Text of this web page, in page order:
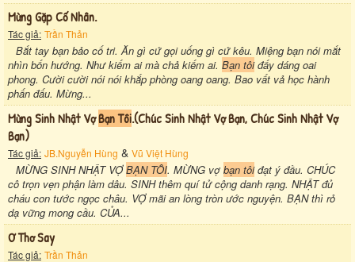
Mừng Gặp Cố Nhân.
Tác giả: Trần Thản
Bắt tay bạn bảo cố tri. Ăn gì cứ gọi uống gì cứ kêu. Miệng bạn nói mắt
nhìn bốn hướng. Như kiếm ai mà chả kiếm ai. Bạn tôiđấy dáng oai
phong. Cười cười nói nói khắp phòng oang oang. Bao vất vả học hành
phấn đấu. Mừng...
Mừng Sinh Nhật VợBạn Tôi.(chúc Sinh Nhật Vợ Bạn, Chúc Sinh Nhật Vợ
Bạn)
Tác giả: JB.Nguyễn Hùng & Vũ Việt Hùng
MỪNG SINH NHẬT VỢBẠN TÔI. MỪNG vợ bạn tôiđạt ý đầu. CHÚC
cô trọn vẹn phận làm dâu. SINH thêm quí tử cộng danh rạng. NHẬT đủ
cháu con tước ngọc châu. VỢ mãi an lòng tròn ước nguyện. BẠN thì rỏ
dạ vững mong cầu. CỦA...
Ơ Thơ Say
Tác giả: Trần Thản